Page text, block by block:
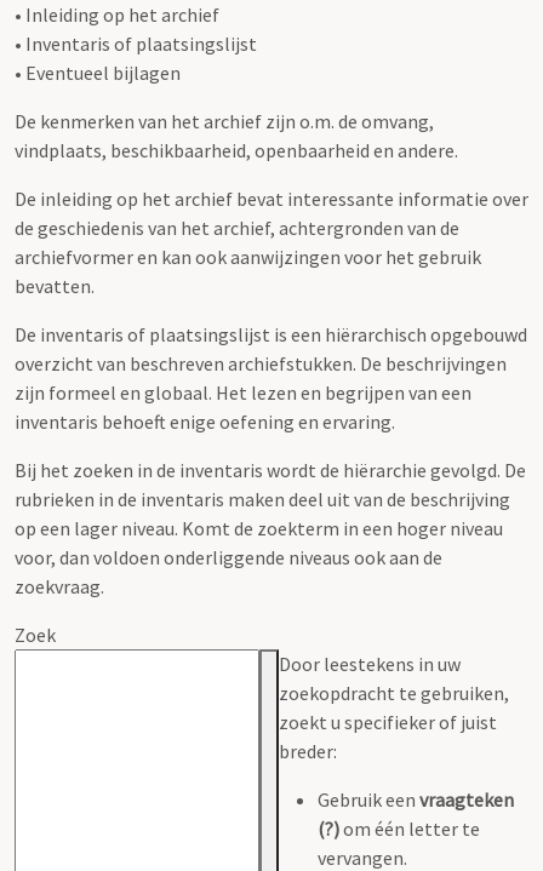
• Inleiding op het archief
• Inventaris of plaatsingslijst
• Eventueel bijlagen
De kenmerken van het archief zijn o.m. de omvang,
vindplaats, beschikbaarheid, openbaarheid en andere.
De inleiding op het archief bevat interessante informatie over
de geschiedenis van het archief, achtergronden van de
archiefvormer en kan ook aanwijzingen voor het gebruik
bevatten.
De inventaris of plaatsingslijst is een hiërarchisch opgebouwd
overzicht van beschreven archiefstukken. De beschrijvingen
zijn formeel en globaal. Het lezen en begrijpen van een
inventaris behoeft enige oefening en ervaring.
Bij het zoeken in de inventaris wordt de hiërarchie gevolgd. De
rubrieken in de inventaris maken deel uit van de beschrijving
op een lager niveau. Komt de zoekterm in een hoger niveau
voor, dan voldoen onderliggende niveaus ook aan de
zoekvraag.
Zoek
Door leestekens in uw
zoekopdracht te gebruiken,
zoekt u specifieker of juist
breder:
Gebruik een vraagteken
(?)om één letter te
vervangen.